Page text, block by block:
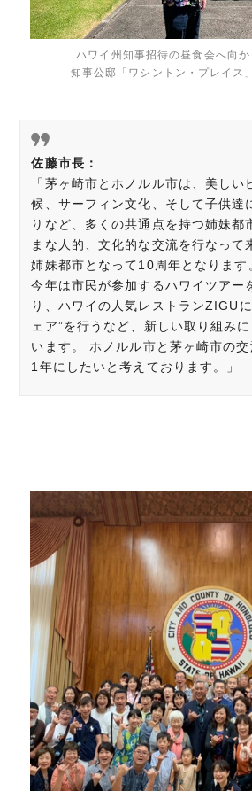
ハワイ州知事招待の昼食会へ向か
知事公邸「ワシントン・プレイス
佐藤市長：
「茅ヶ崎市とホノルル市は、美しい
候、サーフィン文化、そして子供達
りなど、多くの共通点を持つ姉妹都
まな人的、文化的な交流を行なって
姉妹都市となって10周年となります
今年は市民が参加するハワイツアー
り、ハワイの人気レストランZIGU
ェア”を行うなど、新しい取り組み
います。 ホノルル市と茅ヶ崎市の
1年にしたいと考えております。」